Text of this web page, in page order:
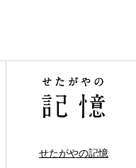
せたがやの記憶